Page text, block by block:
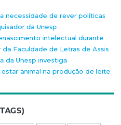
necessidade de rever políticas
da Unesp
intelectual durante
Faculdade de Letras de Assis
da Unesp investiga
animal na produção de leite